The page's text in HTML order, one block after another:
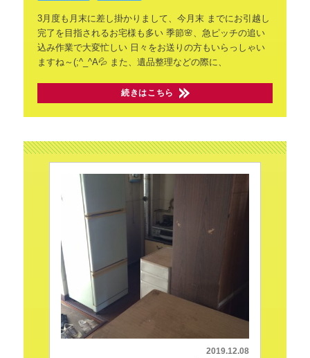
3月度も月末に差し掛かりまして、今月末までにお引越し
完了を目指されるお宅様も多い季節🌸、急ピッチの追い
込み作業で大変忙しい日々をお送りの方もいらっしゃい
ますね～(;^_^A💦 また、遺品整理などの際に、
続きはこちら
2019.12.08